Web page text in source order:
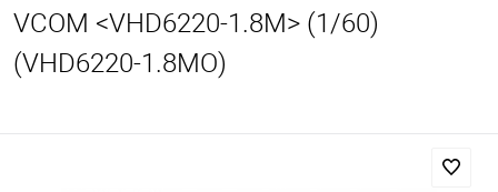
VCOM <VHD6220-1.8M> (1/60)
(VHD6220-1.8MO)